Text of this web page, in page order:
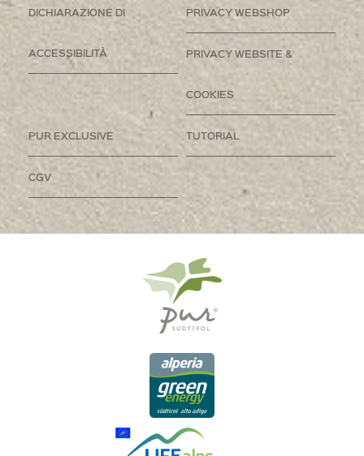
DICHIARAZIONE DI
ACCESSIBILITÀ
PRIVACY WEBSHOP
PRIVACY WEBSITE &
COOKIES
PUR EXCLUSIVE TUTORIAL
CGV